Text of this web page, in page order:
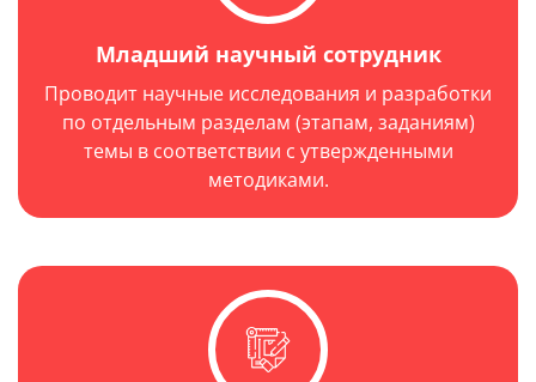
Младший научный сотрудник
Проводит научные исследования и разработки
по отдельным разделам (этапам, заданиям)
темы в соответствии с утвержденными
методиками.